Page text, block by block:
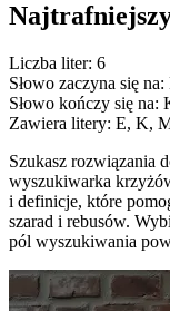
Liczba liter: 6
Słowo zaczyna się
Słowo kończy się na:
Zawiera litery: E, K,
Szukasz rozwiązania
wyszukiwarka
i definicje, które
szarad i rebusów.
pól wyszukiwania